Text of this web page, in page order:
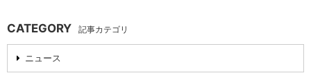
CATEGORY 記事カテゴリ
ニュース